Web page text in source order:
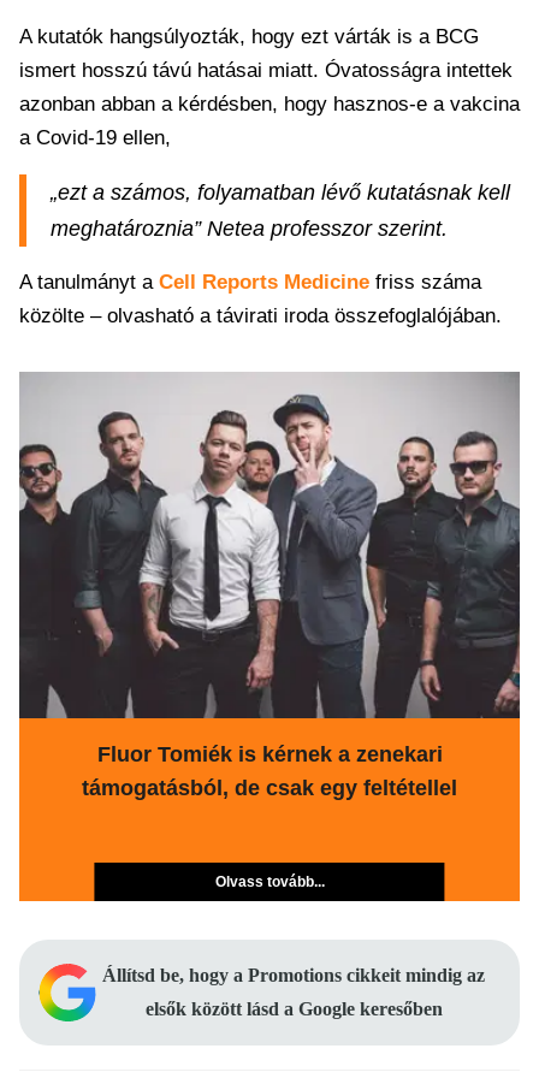
A kutatók hangsúlyozták, hogy ezt várták is a BCG
ismert hosszú távú hatásai miatt. Óvatosságra intettek
azonban abban a kérdésben, hogy hasznos-e a vakcina
a Covid-19 ellen,
„ezt a számos, folyamatban lévő kutatásnak kell
meghatároznia” Netea professzor szerint.
A tanulmányt a Cell Reports Medicine friss száma
közölte – olvasható a távirati iroda összefoglalójában.
Fluor Tomiék is kérnek a zenekari
támogatásból, de csak egy feltétellel
Olvass tovább...
Állítsd be, hogy a Promotions cikkeit mindig az
elsők között lásd a Google keresőben